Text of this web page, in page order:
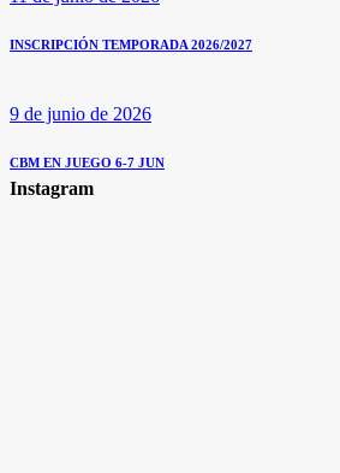
INSCRIPCIÓN TEMPORADA 2026/2027
9 de junio de 2026
CBM EN JUEGO 6-7 JUN
Instagram